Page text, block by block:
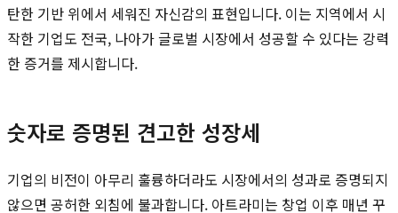
탄한 기반 위에서 세워진 자신감의 표현입니다. 이는 지역에서 시
작한 기업도 전국, 나아가 글로벌 시장에서 성공할 수 있다는 강력
한 증거를 제시합니다.
숫자로 증명된 견고한 성장세
기업의 비전이 아무리 훌륭하더라도 시장에서의 성과로 증명되지
않으면 공허한 외침에 불과합니다. 아트라미는 창업 이후 매년 꾸